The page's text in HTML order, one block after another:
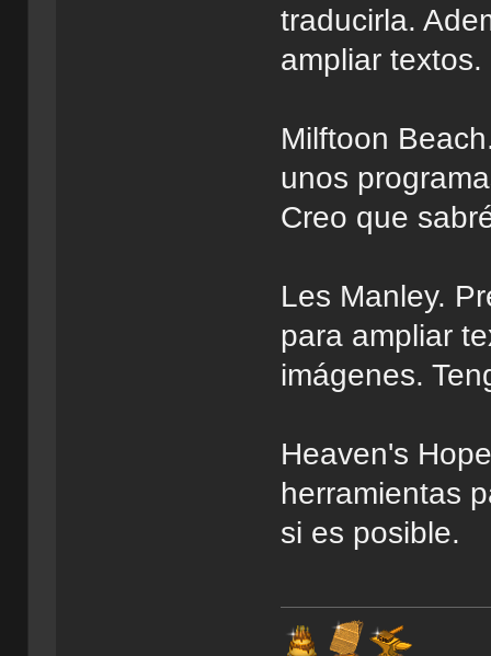
traducirla.
ampliar textos.
Milftoon
unos
Creo que
Les Manley.
para ampliar
imágenes.
Heaven's
herramientas
si es posible.